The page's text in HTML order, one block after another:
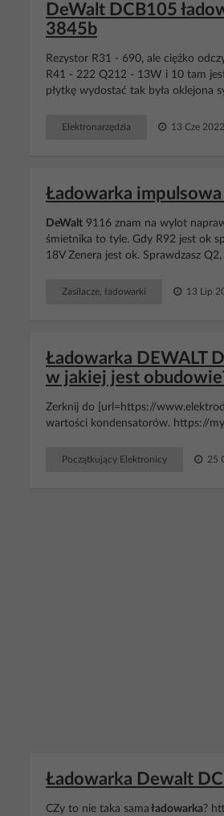
DeWalt DCB105
3845b
Rezystor R31 - 690, ale ciężko
R41 - 222 Q212 - 13W i 10 tam
płytkę wydostać tak była oklejona
Elektronarzędzia 13 Cze
Ładowarka
DeWalt 9116 znam na wylot
śmietnika to tyle. Gdy R92 jest ok
18V Zenera jest ok. Sprawdzasz
Zasilacze, ładowarki 13 Lip
Ładowarka DEWALT
w jakiej jest
Zerknij do [url=https://
wartości kondensatorów. https://
Początkujący Elektronicy 25
Ładowarka Dewalt
CZy to nie taka sama ładowarka?